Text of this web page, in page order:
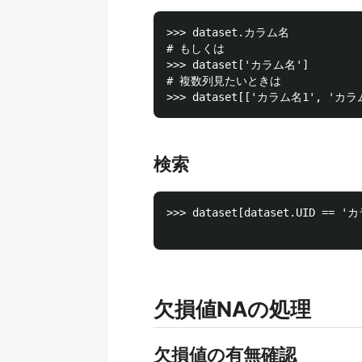
>>> dataset.カラム名
# もしくは
>>> dataset['カラム名']
# 複数列見たいときは
検索
>>> dataset[dataset.UID == 'カ
欠損値NAの処理
欠損値の有無確認